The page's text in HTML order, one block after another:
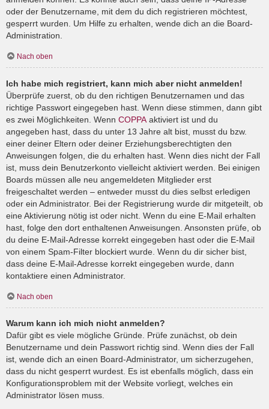
oder der Benutzername, mit dem du dich registrieren möchtest,
gesperrt wurden. Um Hilfe zu erhalten, wende dich an die Board-
Administration.
Nach oben
Ich habe mich registriert, kann mich aber nicht anmelden!
Überprüfe zuerst, ob du den richtigen Benutzernamen und das
richtige Passwort eingegeben hast. Wenn diese stimmen, dann gibt
es zwei Möglichkeiten. Wenn COPPA aktiviert ist und du
angegeben hast, dass du unter 13 Jahre alt bist, musst du bzw.
einer deiner Eltern oder deiner Erziehungsberechtigten den
Anweisungen folgen, die du erhalten hast. Wenn dies nicht der Fall
ist, muss dein Benutzerkonto vielleicht aktiviert werden. Bei einigen
Boards müssen alle neu angemeldeten Mitglieder erst
freigeschaltet werden – entweder musst du dies selbst erledigen
oder ein Administrator. Bei der Registrierung wurde dir mitgeteilt, ob
eine Aktivierung nötig ist oder nicht. Wenn du eine E-Mail erhalten
hast, folge den dort enthaltenen Anweisungen. Ansonsten prüfe, ob
du deine E-Mail-Adresse korrekt eingegeben hast oder die E-Mail
von einem Spam-Filter blockiert wurde. Wenn du dir sicher bist,
dass deine E-Mail-Adresse korrekt eingegeben wurde, dann
kontaktiere einen Administrator.
Nach oben
Warum kann ich mich nicht anmelden?
Dafür gibt es viele mögliche Gründe. Prüfe zunächst, ob dein
Benutzername und dein Passwort richtig sind. Wenn dies der Fall
ist, wende dich an einen Board-Administrator, um sicherzugehen,
dass du nicht gesperrt wurdest. Es ist ebenfalls möglich, dass ein
Konfigurationsproblem mit der Website vorliegt, welches ein
Administrator lösen muss.